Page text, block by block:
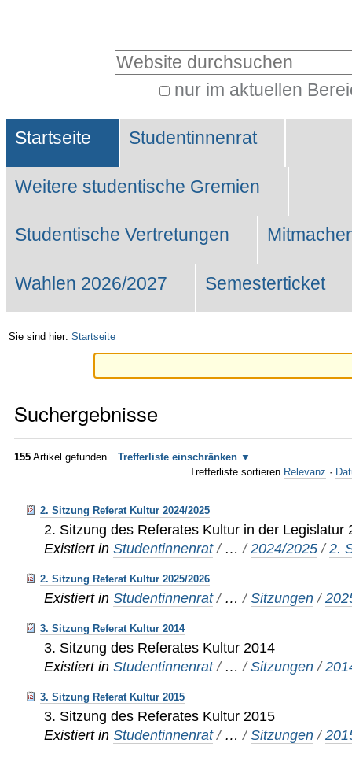
Website durchsuchen
nur im aktuellen
Suche…
Sektionen
Startseite Studentinnenrat
Weitere studentische Gremien
Studentische Vertretungen
Wahlen 2026/2027 Semesterticket
Sie sind hier: Startseite
Suchergebnisse
155 Artikel gefunden.
Trefferliste einschränken
Trefferliste sortieren Relevanz ·
2. Sitzung Referat Kultur 2024/2025
2. Sitzung des Referates Kultur in der Legislatur
Existiert in Studentinnenrat / …/2024/2025 /2.
2. Sitzung Referat Kultur 2025/2026
Existiert in Studentinnenrat / …/Sitzungen /
3. Sitzung Referat Kultur 2014
3. Sitzung des Referates Kultur 2014
Existiert in Studentinnenrat / …/Sitzungen /
3. Sitzung Referat Kultur 2015
3. Sitzung des Referates Kultur 2015
Existiert in Studentinnenrat / …/Sitzungen /